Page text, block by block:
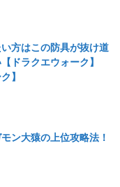
方はこの防具が抜け道
ドラクエウォーク】
】
ン大猿の上位攻略法！